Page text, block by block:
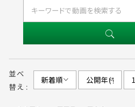
並べ
替え :